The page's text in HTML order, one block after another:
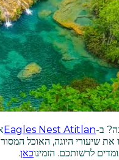
ב-Eagles Nest Atitlan
את שיעורי היוגה, האוכל
לרשותכם. הזמינוכאן.